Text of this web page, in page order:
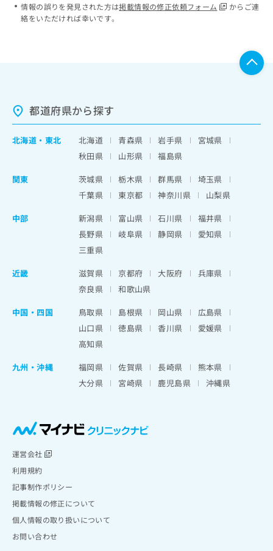
情報の誤りを発見された方は掲載情報の修正依頼フォーム
からご連
絡をいただければ幸いです。
都道府県から探す
北海道 ・ 東北 北海道 青森県 岩手県
宮城県
秋田県
山形県
福島県
関東
茨城県 栃木県 群馬県
埼玉県
千葉県
東京都 神奈川県
山梨県
中部
新潟県 富山県 石川県
福井県
長野県
岐阜県 静岡県
愛知県
三重県
近畿
滋賀県 京都府 大阪府
兵庫県
奈良県
和歌山県
中国・四国
鳥取県 島根県 岡山県
広島県
山口県
徳島県 香川県
愛媛県
高知県
九州・沖縄
福岡県 佐賀県 長崎県
熊本県
大分県
宮崎県 鹿児島県 沖縄県
運営会社
利用規約
記事制作ポリシー
掲載情報の修正について
個人情報の取り扱いについて
お問い合わせ